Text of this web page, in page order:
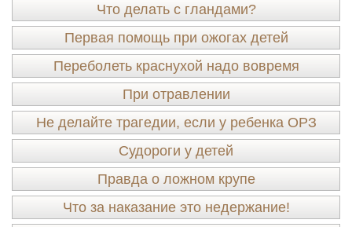
Что делать с гландами?
Первая помощь при ожогах детей
Переболеть краснухой надо вовремя
При отравлении
Не делайте трагедии, если у ребенка ОРЗ
Судороги у детей
Правда о ложном крупе
Что за наказание это недержание!